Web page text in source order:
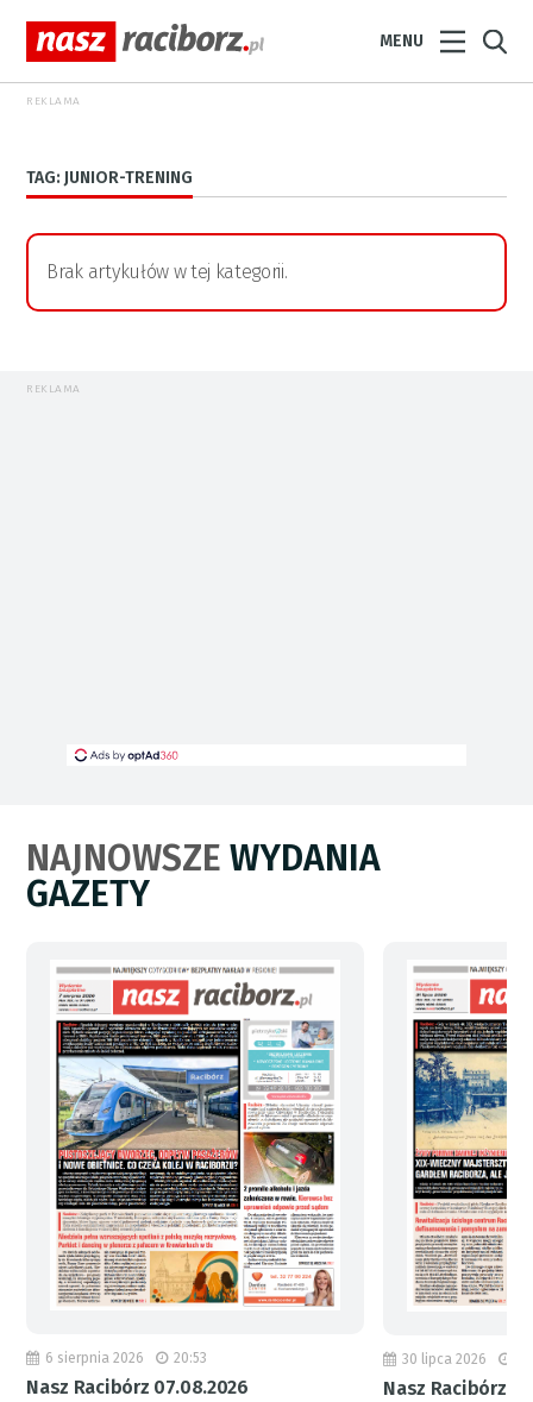
MENU
REKLAMA
TAG: JUNIOR-TRENING
Brak artykułów w tej kategorii.
REKLAMA
NAJNOWSZEWYDANIA
GAZETY
6 sierpnia 2026 20:53
Nasz Racibórz 07.08.2026
30 lipca 2026
Nasz Racibórz